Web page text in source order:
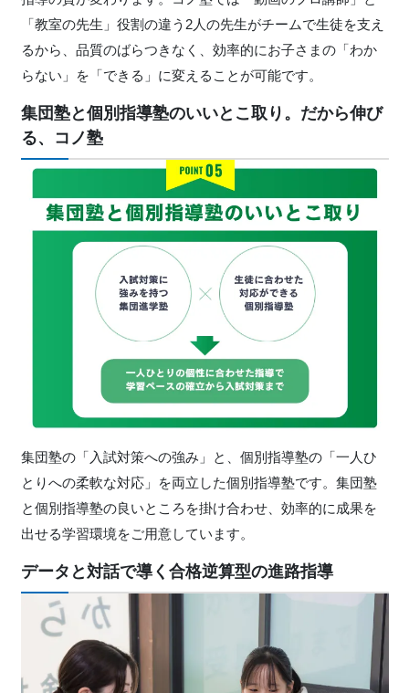
「教室の先生」役割の違う2人の先生がチームで生徒を支え
るから、品質のばらつきなく、効率的にお子さまの「わか
らない」を「できる」に変えることが可能です。
集団塾と個別指導塾のいいとこ取り。だから伸び
る、コノ塾
集団塾の「⼊試対策への強み」と、個別指導塾の「⼀⼈ひ
とりへの柔軟な対応」を両立した個別指導塾です。集団塾
と個別指導塾の良いところを掛け合わせ、効率的に成果を
出せる学習環境をご用意しています。
データと対話で導く合格逆算型の進路指導